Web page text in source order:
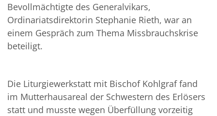
Bevollmächtigte des Generalvikars,
Ordinariatsdirektorin Stephanie Rieth, war an
einem Gespräch zum Thema Missbrauchskrise
beteiligt.
Die Liturgiewerkstatt mit Bischof Kohlgraf fand
im Mutterhausareal der Schwestern des Erlösers
statt und musste wegen Überfüllung vorzeitig